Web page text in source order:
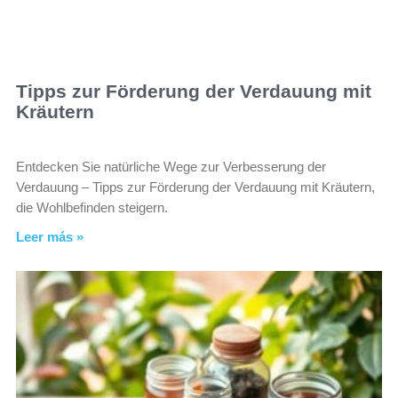
Tipps zur Förderung der Verdauung mit
Kräutern
Entdecken Sie natürliche Wege zur Verbesserung der
Verdauung – Tipps zur Förderung der Verdauung mit Kräutern,
die Wohlbefinden steigern.
Leer más »